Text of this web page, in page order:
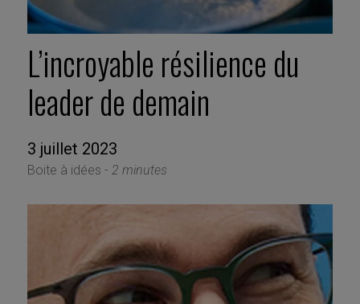
L’incroyable résilience du
leader de demain
3 juillet 2023
Boite à idées - 2 minutes